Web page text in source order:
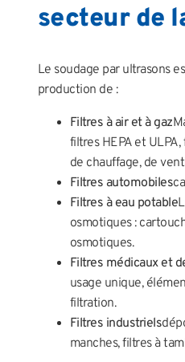
secteur de
Le soudage par ultrasons
production de :
Filtres à air et à gaz
filtres HEPA et
de chauffage, de
Filtres automobiles
Filtres à eau potable
osmotiques :
osmotiques.
Filtres médicaux et
usage unique,
filtration.
Filtres industriels
manches, filtres à